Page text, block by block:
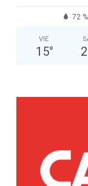
72 %
VIE
15°